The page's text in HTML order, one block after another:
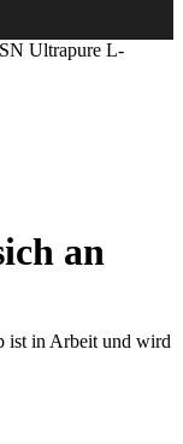
Ultrapure L-
an
ist in Arbeit und wird